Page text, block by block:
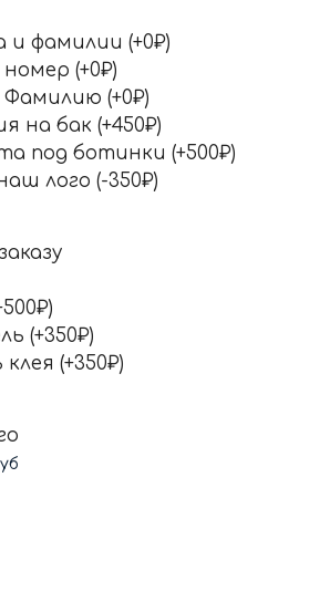
и фамилии (+0₽)
(+0₽)
(+0₽)
на бак (+450₽)
под ботинки (+500₽)
лого (-350₽)
(+350₽)
(+350₽)